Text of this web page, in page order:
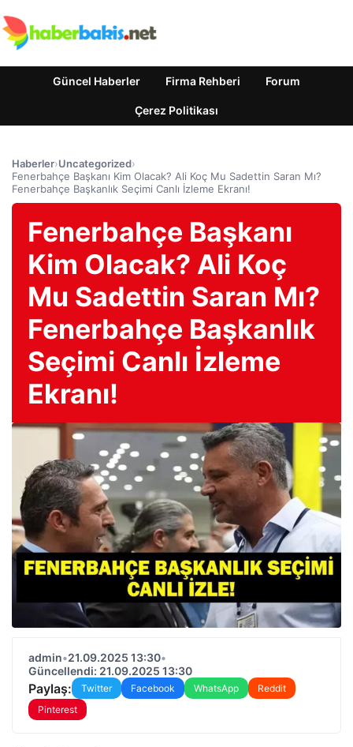
Güncel Haberler Firma Rehberi Forum
Çerez Politikası
Haberler›Uncategorized›
Fenerbahçe Başkanı Kim Olacak? Ali Koç Mu Sadettin Saran Mı?
Fenerbahçe Başkanlık Seçimi Canlı İzleme Ekranı!
Fenerbahçe Başkanı
Kim Olacak? Ali Koç
Mu Sadettin Saran Mı?
Fenerbahçe Başkanlık
Seçimi Canlı İzleme
Ekranı!
admin•21.09.2025 13:30•
Güncellendi: 21.09.2025 13:30
Paylaş: Twitter Facebook WhatsApp
Reddit
Pinterest